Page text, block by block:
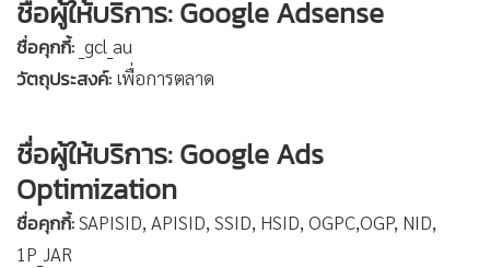
ชื่อผู้ให้บริการ: Google Adsense
ชื่อคุกกี้: _gcl_au
วัตถุประสงค์: เพื่อการตลาด
ชื่อผู้ให้บริการ: Google Ads
Optimization
ชื่อคุกกี้:SAPISID, APISID, SSID, HSID, OGPC,OGP, NID,
1P_JAR